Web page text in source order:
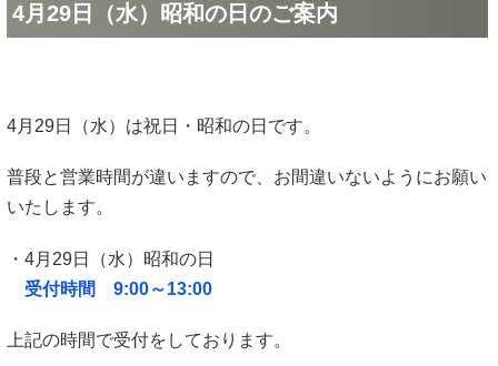
4月29日（水）昭和の日のご案内
4月29日（水）は祝日・昭和の日です。
普段と営業時間が違いますので、お間違いないようにお願い
いたします。
・4月29日（水）昭和の日
受付時間 9:00～13:00
上記の時間で受付をしております。